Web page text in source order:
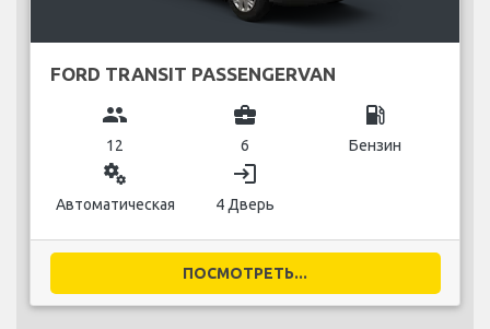
FORD TRANSIT PASSENGERVAN
group
12
business_center
6
local_gas_station
Бензин
miscellaneous_services
Автоматическая
login
4 Дверь
ПОСМОТРЕТЬ...